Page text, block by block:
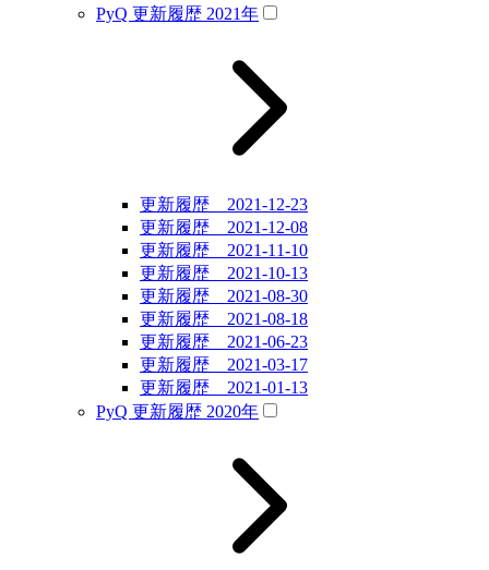
PyQ 更新履歴 2021年
更新履歴 2021-12-23
更新履歴 2021-12-08
更新履歴 2021-11-10
更新履歴 2021-10-13
更新履歴 2021-08-30
更新履歴 2021-08-18
更新履歴 2021-06-23
更新履歴 2021-03-17
更新履歴 2021-01-13
PyQ 更新履歴 2020年